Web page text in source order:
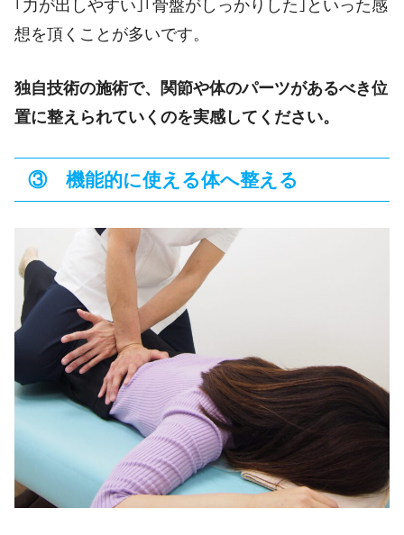
｢力が出しやすい｣｢骨盤がしっかりした｣といった感
想を頂くことが多いです。
独自技術の施術で、関節や体のパーツがあるべき位
置に整えられていくのを実感してください。
③ 機能的に使える体へ整える